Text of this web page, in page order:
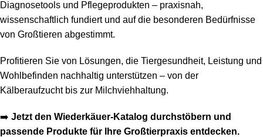
Diagnosetools und Pflegeprodukten – praxisnah,
wissenschaftlich fundiert und auf die besonderen Bedürfnisse
von Großtieren abgestimmt.
Profitieren Sie von Lösungen, die Tiergesundheit, Leistung und
Wohlbefinden nachhaltig unterstützen – von der
Kälberaufzucht bis zur Milchviehhaltung.
➡️ Jetzt den Wiederkäuer-Katalog durchstöbern und
passende Produkte für Ihre Großtierpraxis entdecken.